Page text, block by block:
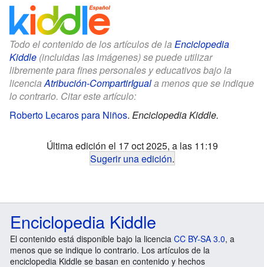
Todo el contenido de los artículos de la Enciclopedia
Kiddle (incluidas las imágenes) se puede utilizar
libremente para fines personales y educativos bajo la
licenciaAtribución-CompartirIguala menos que se indique
lo contrario. Citar este artículo:
Roberto Lecaros para Niños. Enciclopedia Kiddle.
Última edición el 17 oct 2025, a las 11:19
Sugerir una edición.
Enciclopedia Kiddle
El contenido está disponible bajo la licencia CC BY-SA 3.0, a
menos que se indique lo contrario. Los artículos de la
enciclopedia Kiddle se basan en contenido y hechos